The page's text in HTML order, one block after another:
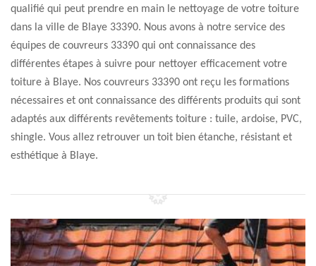
qualifié qui peut prendre en main le nettoyage de votre toiture
dans la ville de Blaye 33390. Nous avons à notre service des
équipes de couvreurs 33390 qui ont connaissance des
différentes étapes à suivre pour nettoyer efficacement votre
toiture à Blaye. Nos couvreurs 33390 ont reçu les formations
nécessaires et ont connaissance des différents produits qui sont
adaptés aux différents revêtements toiture : tuile, ardoise, PVC,
shingle. Vous allez retrouver un toit bien étanche, résistant et
esthétique à Blaye.